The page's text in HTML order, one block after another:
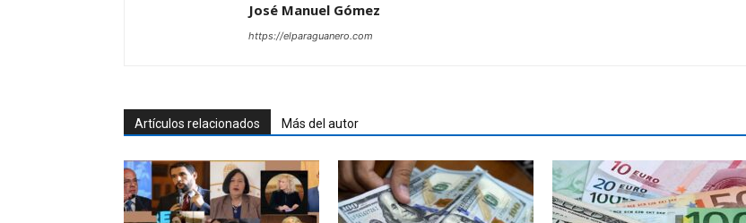
José Manuel Gómez
https://elparaguanero.com
Artículos relacionados Más del autor